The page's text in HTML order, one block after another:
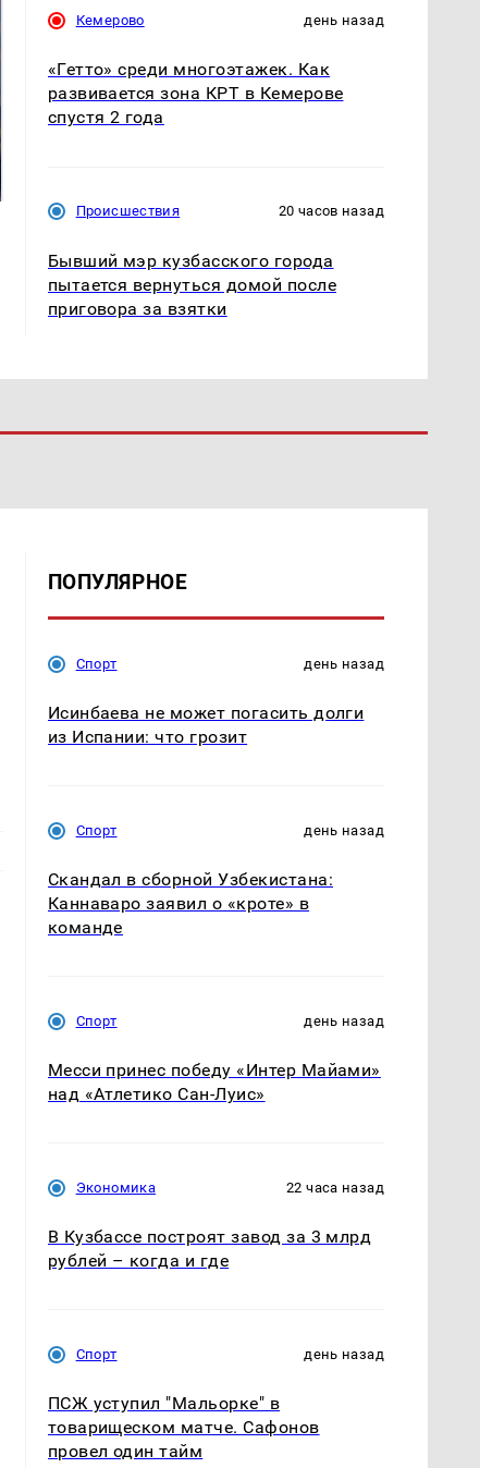
Кемерово день назад
«Гетто» среди многоэтажек. Как
развивается зона КРТ в Кемерове
спустя 2 года
Происшествия 20 часов назад
Бывший мэр кузбасского города
пытается вернуться домой после
приговора за взятки
ПОПУЛЯРНОЕ
Спорт день назад
Исинбаева не может погасить долги
из Испании: что грозит
Спорт день назад
Скандал в сборной Узбекистана:
Каннаваро заявил о «кроте» в
команде
Спорт день назад
Месси принес победу «Интер Майами»
над «Атлетико Сан-Луис»
Экономика 22 часа назад
В Кузбассе построят завод за 3 млрд
рублей – когда и где
Спорт день назад
ПСЖ уступил "Мальорке" в
товарищеском матче. Сафонов
провел один тайм